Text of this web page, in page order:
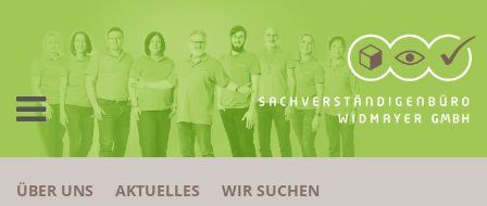
ÜBER UNS AKTUELLES WIR SUCHEN